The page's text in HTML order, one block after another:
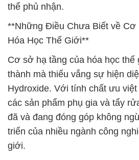
thể phủ nhận.
**Những Điều Chưa Biết về Cơ
Hóa Học Thế Giới**
Cơ sở hạ tầng của hóa học thế
thành mà thiếu vắng sự hiện
Hydroxide. Với tính chất ưu
các sản phẩm phụ gia và tẩy
đã và đang đóng góp không
triển của nhiều ngành công
giới.